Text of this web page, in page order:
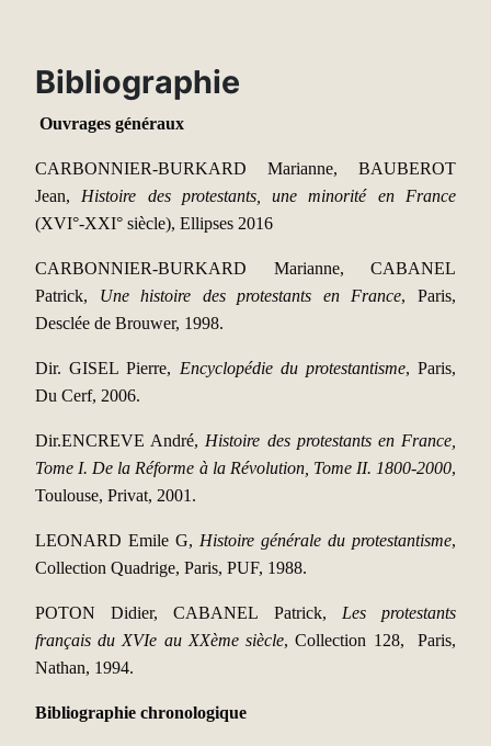
Bibliographie
Ouvrages généraux
CARBONNIER-BURKARD Marianne, BAUBEROT
Jean, Histoire des protestants, une minorité en France
(XVI°-XXI° siècle), Ellipses 2016
CARBONNIER-BURKARD Marianne, CABANEL
Patrick, Une histoire des protestants en France, Paris,
Desclée de Brouwer, 1998.
Dir. GISEL Pierre, Encyclopédie du protestantisme, Paris,
Du Cerf, 2006.
Dir.ENCREVE André, Histoire des protestants en France,
Tome I. De la Réforme à la Révolution, Tome II. 1800-2000,
Toulouse, Privat, 2001.
LEONARD Emile G, Histoire générale du protestantisme,
Collection Quadrige, Paris, PUF, 1988.
POTON Didier, CABANEL Patrick, Les protestants
français du XVIe au XXème siècle, Collection 128, Paris,
Nathan, 1994.
Bibliographie chronologique